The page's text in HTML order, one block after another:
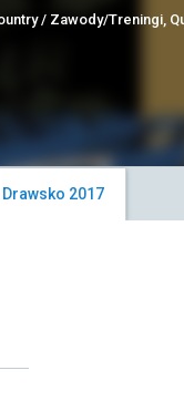
/ Zawody/Treningi,
2017